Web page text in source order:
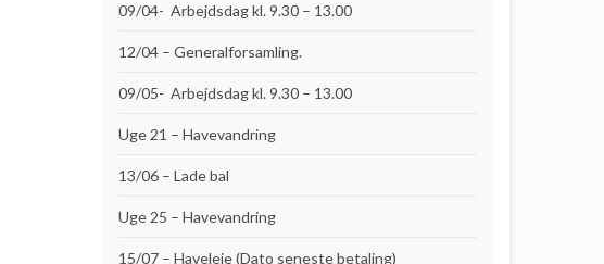
09/04- Arbejdsdag kl. 9.30 – 13.00
12/04 – Generalforsamling.
09/05- Arbejdsdag kl. 9.30 – 13.00
Uge 21 – Havevandring
13/06 – Lade bal
Uge 25 – Havevandring
15/07 – Haveleje (Dato seneste betaling)